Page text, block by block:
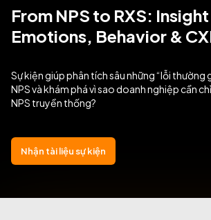
From NPS to RXS:
Emotions, Behavior &
Sự kiện giúp phân tích sâu những “lỗi thường
NPS và khám phá vì sao doanh nghiệp cần
NPS truyền thống?
Nhận tài liệu sự kiện